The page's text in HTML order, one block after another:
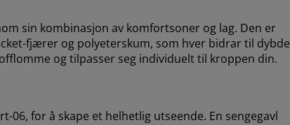
sin kombinasjon av komfortsoner og lag. Den er
fjærer og polyeterskum, som hver bidrar til dybde
og tilpasser seg individuelt til kroppen din.
06, for å skape et helhetlig utseende. En sengegavl